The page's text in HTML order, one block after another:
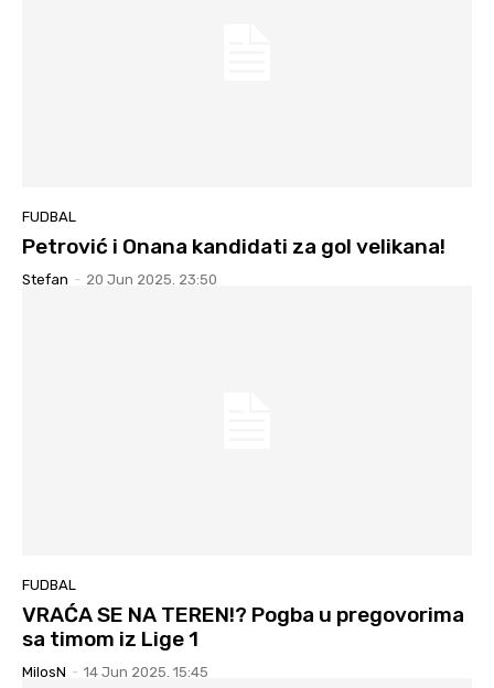
FUDBAL
Petrović i Onana kandidati za gol velikana!
Stefan - 20 Jun 2025. 23:50
FUDBAL
VRAĆA SE NA TEREN!? Pogba u pregovorima
sa timom iz Lige 1
MilosN - 14 Jun 2025. 15:45